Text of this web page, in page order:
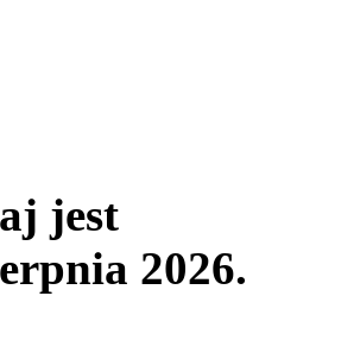
jest
2026.